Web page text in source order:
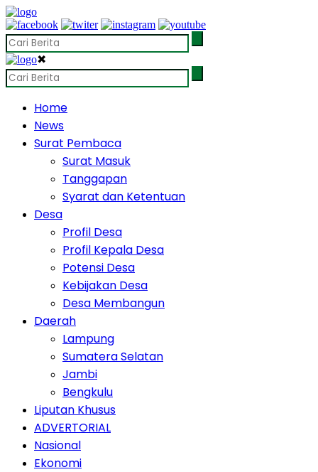
✖
Home
News
Surat Pembaca
Surat Masuk
Tanggapan
Syarat dan Ketentuan
Desa
Profil Desa
Profil Kepala Desa
Potensi Desa
Kebijakan Desa
Desa Membangun
Daerah
Lampung
Sumatera Selatan
Jambi
Bengkulu
Liputan Khusus
ADVERTORIAL
Nasional
Ekonomi